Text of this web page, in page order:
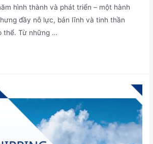
hình thành và phát triển – một hành
đầy nỗ lực, bản lĩnh và tinh thần
thể. Từ những …